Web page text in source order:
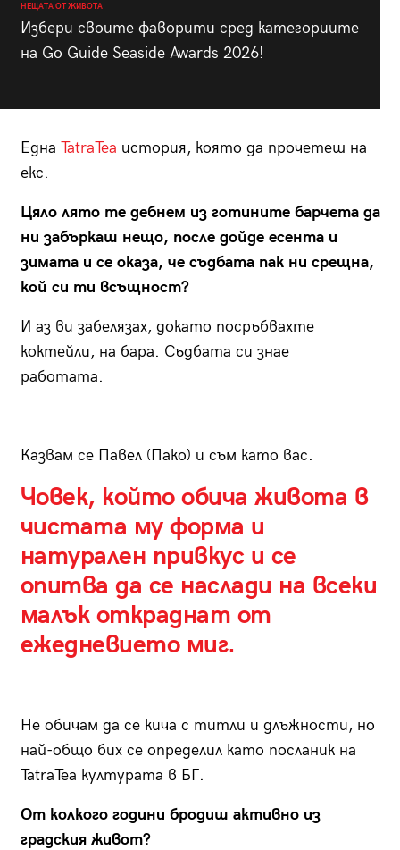
НЕЩАТА ОТ ЖИВОТА
Избери своите фаворити сред категориите
на Go Guide Seaside Awards 2026!
Една TatraTea история, която да прочетеш на
екс.
Цяло лято те дебнем из готините барчета да
ни забъркаш нещо, после дойде есента и
зимата и се оказа, че съдбата пак ни срещна,
кой си ти всъщност?
И аз ви забелязах, докато посръбвахте
коктейли, на бара. Съдбата си знае
работата.
Казвам се Павел (Пако) и съм като вас.
Човек, който обича живота в
чистата му форма и
натурален привкус и се
опитва да се наслади на всеки
малък откраднат от
ежедневието миг.
Не обичам да се кича с титли и длъжности, но
най-общо бих се определил като посланик на
TatraTea културата в БГ.
От колкого години бродиш активно из
градския живот?